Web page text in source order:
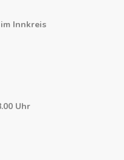
Innkreis
Uhr